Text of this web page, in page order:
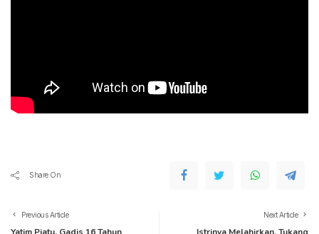
Share On
Previous Article
Yatim Piatu, Gadis 16 Tahun
Next Article
Istrinya Melahirkan, Tukang